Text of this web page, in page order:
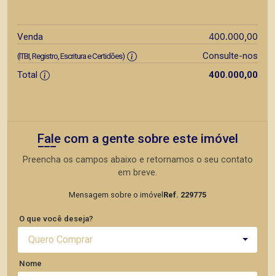
Venda 400.000,00
(ITBI, Registro, Escritura e Certidões)
Consulte-nos
Total
400.000,00
Fale com a gente sobre este imóvel
Preencha os campos abaixo e retornamos o seu contato
em breve.
Mensagem sobre o imóvel Ref. 229775
O que você deseja?
Quero Comprar
Nome